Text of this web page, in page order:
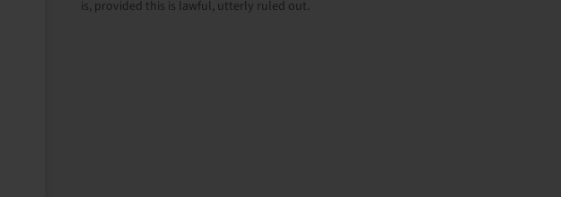
is, provided this is lawful, utterly ruled out.